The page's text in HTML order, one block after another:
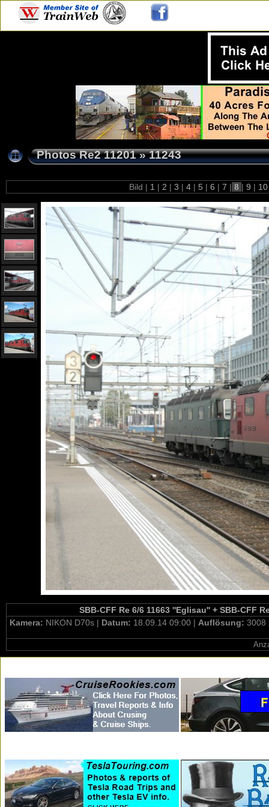
Photos Re2 11201»11243
Bild | 1 | 2 | 3 | 4 | 5 | 6 | 7 | 8 | 9 |
SBB-CFF Re 6/6 11663 ''Eglisau'' + SBB-CFF
Kamera: NIKON D70s | Datum: 18.09.14 09:00 | Auflösung: 3008